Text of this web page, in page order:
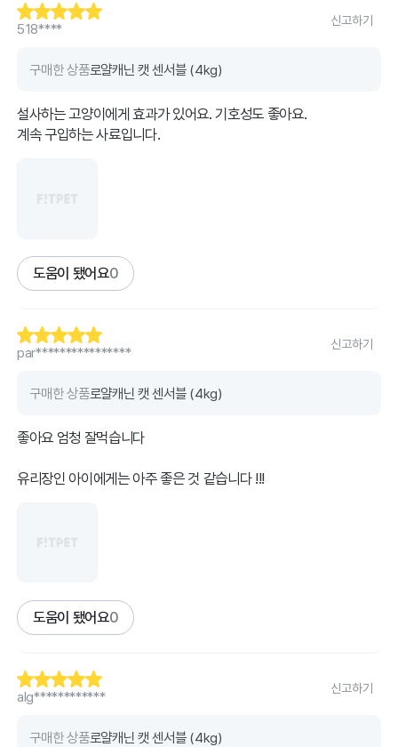
518****
신고하기
구매한 상품로얄캐닌 캣 센서블 (4kg)
설사하는 고양이에게 효과가 있어요. 기호성도 좋아요.
계속 구입하는 사료입니다.
도움이 됐어요0
par****************
신고하기
구매한 상품로얄캐닌 캣 센서블 (4kg)
좋아요 엄청 잘먹습니다
유리장인 아이에게는 아주 좋은 것 같습니다 !!!
도움이 됐어요0
alg************
신고하기
구매한 상품로얄캐닌 캣 센서블 (4kg)